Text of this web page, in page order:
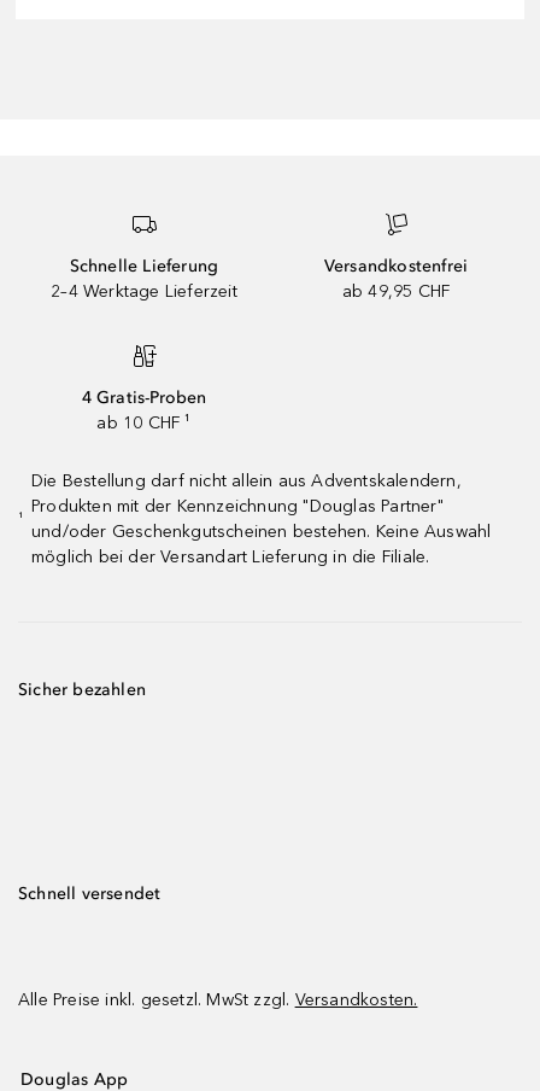
Schnelle Lieferung
2–4 Werktage Lieferzeit
Versandkostenfrei
ab 49,95 CHF
4 Gratis-Proben
ab 10 CHF ¹
¹
Die Bestellung darf nicht allein aus Adventskalendern,
Produkten mit der Kennzeichnung "Douglas Partner"
und/oder Geschenkgutscheinen bestehen. Keine Auswahl
möglich bei der Versandart Lieferung in die Filiale.
Sicher bezahlen
Schnell versendet
Alle Preise inkl. gesetzl. MwSt zzgl. Versandkosten.
Douglas App